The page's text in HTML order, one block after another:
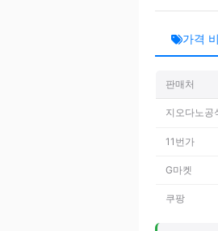
가격
판매처
지오다노공
11번가
G마켓
쿠팡